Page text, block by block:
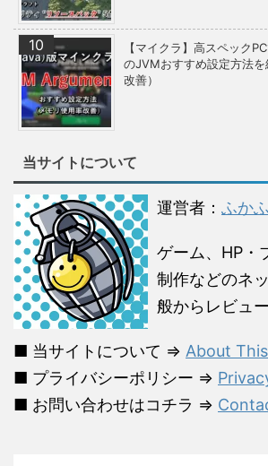
【マイクラ】高スペック
のJVMおすすめ設定方法
改善）
当サイトについて
運営者： ふか
ゲーム、HP・
制作などのネ
般からレビュ
■ 当サイトについて ⇒ About
■ プライバシーポリシー ⇒
■ お問い合わせはコチラ ⇒